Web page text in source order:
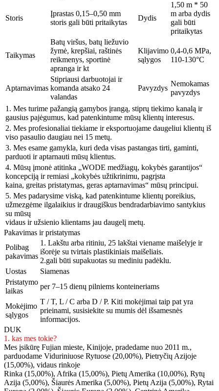
Storis
Įprastas 0,15–0,50 mm
storis gali būti pritaikytas
Dydis
1,50 m * 50
m arba dydis
gali būti
pritaikytas
Taikymas
Batų viršus, batų liežuvio
žymė, krepšiai, raštinės
reikmenys, sportinė
apranga ir kt
Klijavimo
sąlygos
0,4-0,6 MPa,
110-130°C
Aptarnavimas
Stipriausi darbuotojai ir
komanda atsako 24
valandas
Pavyzdys
Nemokamas
pavyzdys
1. Mes turime pažangią gamybos įrangą, stiprų tiekimo kanalą ir
gausius pajėgumus, kad patenkintume mūsų klientų interesus.
2. Mes profesionaliai tiekiame ir eksportuojame daugeliui klientų iš
viso pasaulio daugiau nei 15 metų.
3. Mes esame gamykla, kuri deda visas pastangas tirti, gaminti,
parduoti ir aptarnauti mūsų klientus.
4. Mūsų įmonė atitinka „WODE medžiagų, kokybės garantijos“
koncepciją ir remiasi „kokybės užtikrinimu, pagrįsta
kaina, greitas pristatymas, geras aptarnavimas“ mūsų principui.
5. Mes padarysime viską, kad patenkintume klientų poreikius,
užmezgėme ilgalaikius ir draugiškus bendradarbiavimo santykius
su mūsų
vidaus ir užsienio klientams jau daugelį metų.
Pakavimas ir pristatymas
Polibag
pakavimas
1. Lakštu arba ritiniu, 25 lakštai viename maišelyje ir
išorėje su tvirtais plastikiniais maišeliais.
2.gali būti supakuotas su mediniu padėklu.
Uostas
Siamenas
Pristatymo
laikas
per 7–15 dienų pilniems konteineriams
Mokėjimo
sąlygos
T / T, L / C arba D / P. Kiti mokėjimai taip pat yra
prieinami, susisiekite su mumis dėl išsamesnės
informacijos.
DUK
1. kas mes tokie?
Mes įsikūrę Fujian mieste, Kinijoje, pradedame nuo 2011 m.,
parduodame Viduriniuose Rytuose (20,00%), Pietryčių Azijoje
(15,00%), vidaus rinkoje
Rinka (15,00%), Afrika (15,00%), Pietų Amerika (10,00%), Rytų
Azija (5,00%), Šiaurės Amerika (5,00%), Pietų Azija (5,00%), Rytai